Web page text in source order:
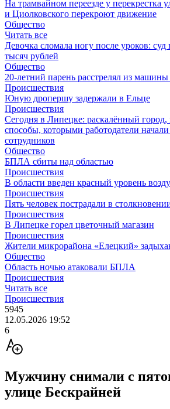
На трамвайном переезде у перекрестка
и Циолковского перекроют движение
Общество
Читать все
Девочка сломала ногу после уроков:
тысяч рублей
Общество
20-летний парень расстрелял из машины
Происшествия
Юную дропершу задержали в Ельце
Происшествия
Сегодня в Липецке: раскалённый
способы, которыми работодатели
сотрудников
Общество
БПЛА сбиты над областью
Происшествия
В области введен красный уровень
Происшествия
Пять человек пострадали в
Происшествия
В Липецке горел цветочный магазин
Происшествия
Жители микрорайона «Елецкий»
Общество
Область ночью атаковали БПЛА
Происшествия
Читать все
Происшествия
5945
12.05.2026 19:52
6
Мужчину снимали с
улице Бескрайней